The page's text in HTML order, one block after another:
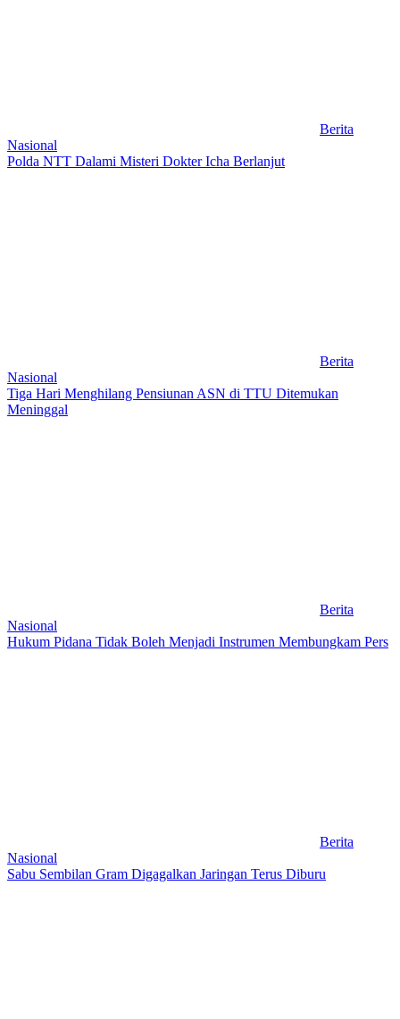
Berita
Nasional
Polda NTT Dalami Misteri Dokter Icha Berlanjut
Berita
Nasional
Tiga Hari Menghilang Pensiunan ASN di TTU Ditemukan
Meninggal
Berita
Nasional
Hukum Pidana Tidak Boleh Menjadi Instrumen Membungkam Pers
Berita
Nasional
Sabu Sembilan Gram Digagalkan Jaringan Terus Diburu